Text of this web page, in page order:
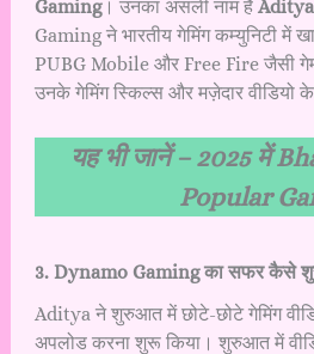
Gaming। उनका असली नाम है
Gaming ने भारतीय गेमिंग कम्युनिटी में
PUBG Mobile और Free Fire जैसी
उनके गेमिंग स्किल्स और मज़ेदार वीडियो के
यह भी जानें – 2025 में
Popular
3. Dynamo Gaming का सफर कैसे
Aditya ने शुरुआत में छोटे-छोटे गेमिंग
अपलोड करना शुरू किया। शुरुआत में